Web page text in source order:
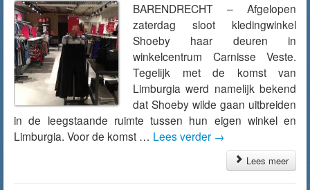
BARENDRECHT – Afgelopen
zaterdag sloot kledingwinkel
Shoeby haar deuren in
winkelcentrum Carnisse Veste.
Tegelijk met de komst van
Limburgia werd namelijk bekend
dat Shoeby wilde gaan uitbreiden
in de leegstaande ruimte tussen hun eigen winkel en
Limburgia. Voor de komst … Lees verder →
Lees meer